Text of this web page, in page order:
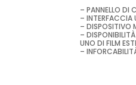
– PANNELLO DI
– INTERFACCIA
– DISPOSITIVO
–
UNO DI FILM
–